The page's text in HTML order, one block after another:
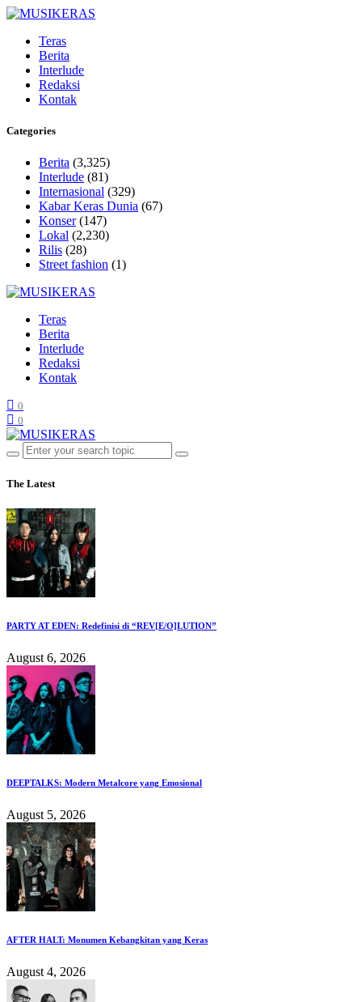
Teras
Berita
Interlude
Redaksi
Kontak
Categories
Berita (3,325)
Interlude (81)
Internasional (329)
Kabar Keras Dunia (67)
Konser(147)
Lokal (2,230)
Rilis (28)
Street fashion (1)
Teras
Berita
Interlude
Redaksi
Kontak
0
0
The Latest
PARTY AT EDEN: Redefinisi di “REV[E/O]LUTION”
August 6, 2026
DEEPTALKS: Modern Metalcore yang Emosional
August 5, 2026
AFTER HALT: Monumen Kebangkitan yang Keras
August 4, 2026